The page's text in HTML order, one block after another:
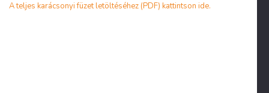
A teljes karácsonyi füzet letöltéséhez (PDF) kattintson ide.